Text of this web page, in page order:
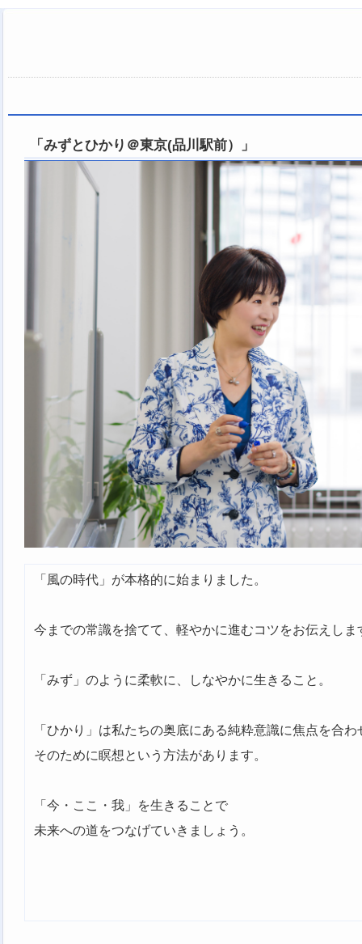
「みずとひかり＠東京(品川駅前）」
「風の時代」が本格的に始まりました。
今までの常識を捨てて、軽やかに進むコツをお伝えしま
「みず」のように柔軟に、しなやかに生きること。
「ひかり」は私たちの奥底にある純粋意識に焦点を合わ
そのために瞑想という方法があります。
「今・ここ・我」を生きることで
未来への道をつなげていきましょう。